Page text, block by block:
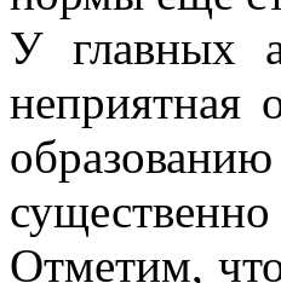
У главных
неприятная
Отметим,